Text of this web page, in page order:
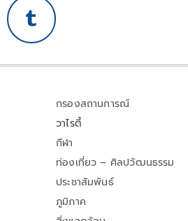
กรองสถานการณ์
วาไรตี้
กีฬา
ท่องเที่ยว – ศิลปวัฒนธรรม
ประชาสัมพันธ์
ภูมิภาค